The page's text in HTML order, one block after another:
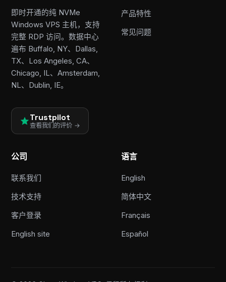
即时开通的纯 NVMe
Windows VPS 主机，支持
完整 RDP 访问。数据中心
遍布 Buffalo, NY、Dallas,
TX、Los Angeles, CA、
Chicago, IL、Amsterdam,
NL、Dublin, IE。
Trustpilot
查看我们的评价 →
产品特性
常见问题
公司
联系我们
技术支持
客户登录
English site
语言
English
简体中文
Français
Español